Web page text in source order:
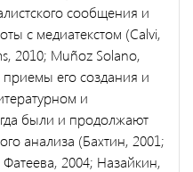
сообщения и
с медиатекстом (Calvi,
2010; Muñoz Solano,
приемы его создания и
и
были и продолжают
анализа (Бахтин, 2001;
2004; Назайкин,